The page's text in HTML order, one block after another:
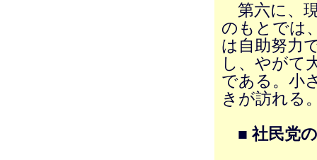
第六に、
のもとでは
は自助努力
し、やがて
である。小
きが訪れる
■ 社民党